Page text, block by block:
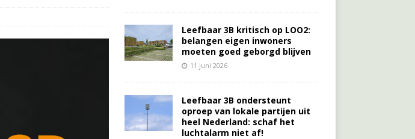
Leefbaar 3B kritisch op LOO2:
belangen eigen inwoners
moeten goed geborgd blijven
11 juni 2026
Leefbaar 3B ondersteunt
oproep van lokale partijen uit
heel Nederland: schaf het
luchtalarm niet af!